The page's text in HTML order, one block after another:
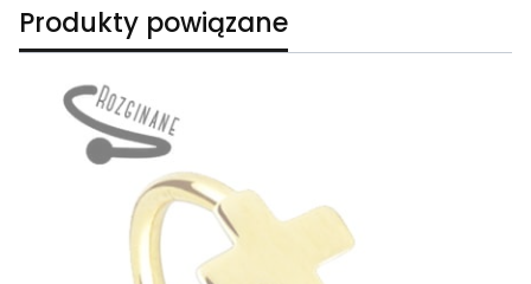
Produkty powiązane